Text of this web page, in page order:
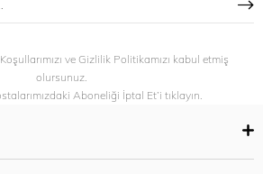
ve Gizlilik Politikamızı kabul etmiş
olursunuz.
Aboneliği İptal Et’i tıklayın.